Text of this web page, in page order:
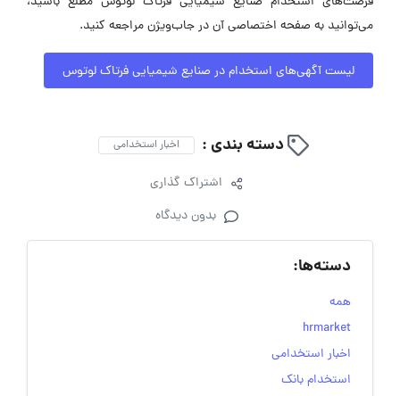
می‌توانید به صفحه اختصاصی آن در جاب‌ویژن مراجعه کنید.
لیست آگهی‌های استخدام در صنایع شیمیایی فرتاک لوتوس
دسته بندی : اخبار استخدامی
اشتراک گذاری
بدون دیدگاه
دسته‌ها:
همه
hrmarket
اخبار استخدامی
استخدام بانک